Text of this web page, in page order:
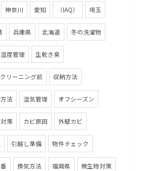
神奈川 愛知 （IAQ） 埼玉
兵庫県 北海道 冬の洗濯物
度管理 生乾き臭
クリーニング前 収納方法
法 湿気管理 オフシーズン
策 カビ原因 外壁カビ
引越し準備 物件チェック
換気方法 福岡県 微生物対策